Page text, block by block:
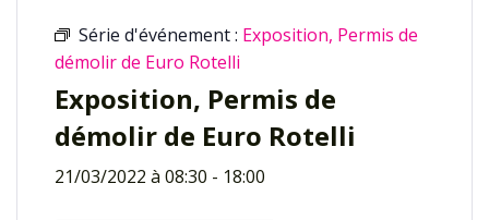
Série d'événement : Exposition, Permis de
démolir de Euro Rotelli
Exposition, Permis de
démolir de Euro Rotelli
21/03/2022 à 08:30 - 18:00